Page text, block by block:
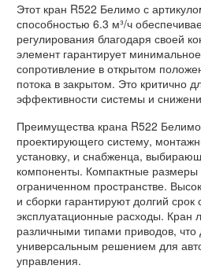
Этот кран R522 Белимо с
способностью 6.3 м³/ч
регулирования благодаря своей
элемент гарантирует
сопротивление в открытом
потока в закрытом. Это критично
эффективности системы и
Преимущества крана R522
проектирующего систему,
установку, и снабженца,
компоненты. Компактные
ограниченном пространстве.
и сборки гарантируют долгий
эксплуатационные расходы. Кран
различными типами приводов, что
универсальным решением для
управления.